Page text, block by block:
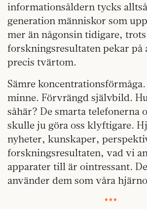
informationsåldern tycks
generation människor som
mer än någonsin tidigare,
forskningsresultaten pekar på
precis tvärtom.
Sämre
minne. Förvrängd självbild.
såhär? De smarta telefonerna
skulle ju göra oss klyftigare.
nyheter, kunskaper,
forskningsresultaten, vad vi
apparater till är ointressant.
använder dem som våra
***